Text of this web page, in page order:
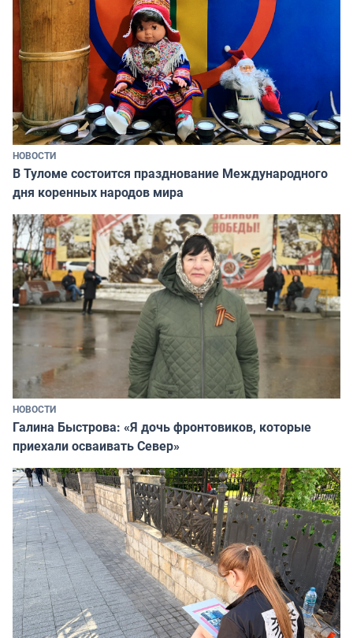
НОВОСТИ
В Туломе состоится празднование Международного
дня коренных народов мира
НОВОСТИ
Галина Быстрова: «Я дочь фронтовиков, которые
приехали осваивать Север»